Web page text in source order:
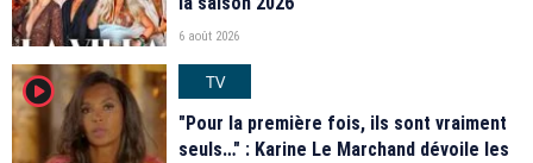
6 août 2026
player2
TV
"Pour la première fois, ils sont vraiment
seuls…" : Karine Le Marchand dévoile les